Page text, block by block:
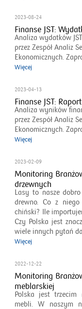
2023-08-24
Finanse JST:
Analiza wydatków
przez Zespół Analiz
Ekonomicznych.
Więcej
2023-04-13
Finanse JST:
Analiza wyników
przez Zespół Analiz
Ekonomicznych.
Więcej
2023-02-09
Monitoring
drzewnych
Lasy to nasze
drewno. Co z
chiński? Ile
Czy Polska jest
wiele innych pytań
Więcej
2022-12-22
Monitoring
meblarskiej
Polska jest trzecim
mebli. W naszym